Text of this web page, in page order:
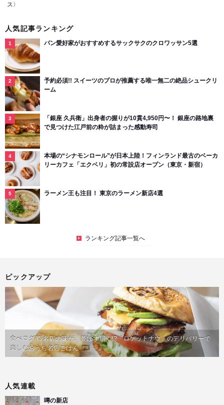
ス〉
人気記事ランキング
パン愛好家がおすすめするサックサクのクロワッサン5選
予約必須!! スイーツのプロが推薦する唯一無二の絶品シュークリ
ーム
「銀座 久兵衛」出身者の握りが10貫4,950円〜！ 銀座の路地裏
で見つけた江戸前の粋が詰まった感動寿司
本場の“シナモンロール”が日本上陸！フィンランド最古のベーカ
リーカフェ「エクベリ」初の常設店オープン（東京・新宿）
ラーメン王も注目！ 東京のラーメン新店4選
ランキング記事一覧へ
ピックアップ
食べログ 百名店の味が、並ばず届く!?「ロケットナウ」のデリバリーで
楽しむおうち名店ごはん PR
人気連載
噂の新店